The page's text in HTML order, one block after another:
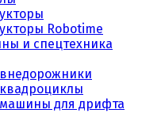
Robotime
и спецтехника
для дрифта